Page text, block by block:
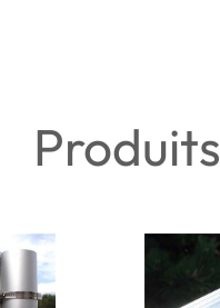
Produits